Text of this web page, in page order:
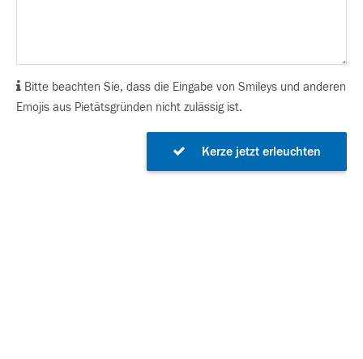
Bitte beachten Sie, dass die Eingabe von Smileys und anderen
Emojis aus Pietätsgründen nicht zulässig ist.
Kerze jetzt erleuchten